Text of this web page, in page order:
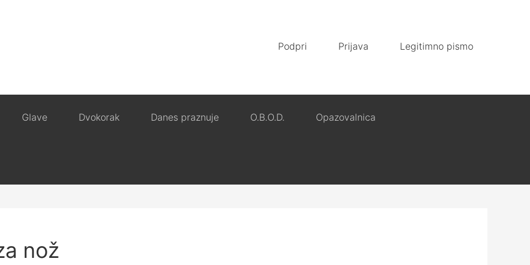
Podpri Prijava Legitimno pismo
Glave Dvokorak Danes praznuje O.B.O.D. Opazovalnica
nož